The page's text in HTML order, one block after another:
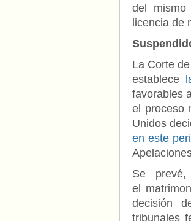
del
licencia de
La Corte
establece
favorables
el proceso
Unidos
en este
Se
el
decisión
tribunales